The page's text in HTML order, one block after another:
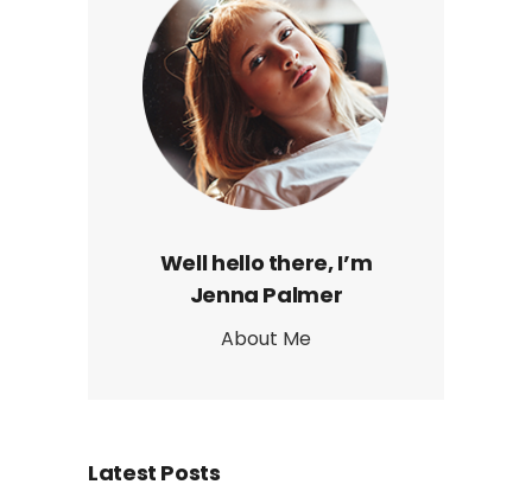
Well hello there, I’m
Jenna Palmer
About Me
Latest Posts